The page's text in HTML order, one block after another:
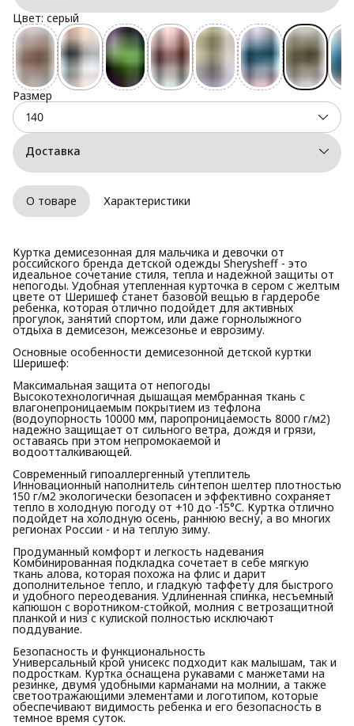
Цвет: серый
Размер
140
Доставка
О товаре Характеристики
Куртка демисезонная для мальчика и девочки от
российского бренда детской одежды Sherysheff - это
идеальное сочетание стиля, тепла и надежной защиты от
непогоды. Удобная утепленная курточка в сером с желтым
цвете от Шеришеф станет базовой вещью в гардеробе
ребенка, которая отлично подойдет для активных
прогулок, занятий спортом, или даже горнолыжного
отдыха в демисезон, межсезонье и еврозиму.
Основные особенности демисезонной детской куртки
Шеришеф:
Максимальная защита от непогоды
Высокотехнологичная дышащая мембранная ткань с
влагонепроницаемым покрытием из тефлона
(водоупорность 10000 мм, паропроницаемость 8000 г/м2)
надежно защищает от сильного ветра, дождя и грязи,
оставаясь при этом непромокаемой и
водоотталкивающей.
Современный гипоаллергенный утеплитель
Инновационный наполнитель синтепон шелтер плотностью
150 г/м2 экологически безопасен и эффективно сохраняет
тепло в холодную погоду от +10 до -15°С. Куртка отлично
подойдет на холодную осень, раннюю весну, а во многих
регионах России - и на теплую зиму.
Продуманный комфорт и легкость надевания
Комбинированная подкладка сочетает в себе мягкую
ткань алова, которая похожа на флис и дарит
дополнительное тепло, и гладкую таффету для быстрого
и удобного переодевания. Удлиненная спинка, несъемный
капюшон с воротником-стойкой, молния с ветрозащитной
планкой и низ с кулиской полностью исключают
поддувание.
Безопасность и функциональность
Универсальный крой унисекс подходит как малышам, так и
подросткам. Куртка оснащена рукавами с манжетами на
резинке, двумя удобными карманами на молнии, а также
светоотражающими элементами и логотипом, которые
обеспечивают видимость ребенка и его безопасность в
темное время суток.